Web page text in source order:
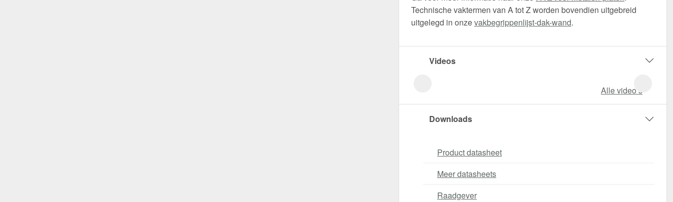
Technische vaktermen van A tot Z worden bovendien uitgebreid
uitgelegd in onzevakbegrippenlijst-dak-wand.
Videos
Alle video‘s
Downloads
Product datasheet
Meer datasheets
Raadgever